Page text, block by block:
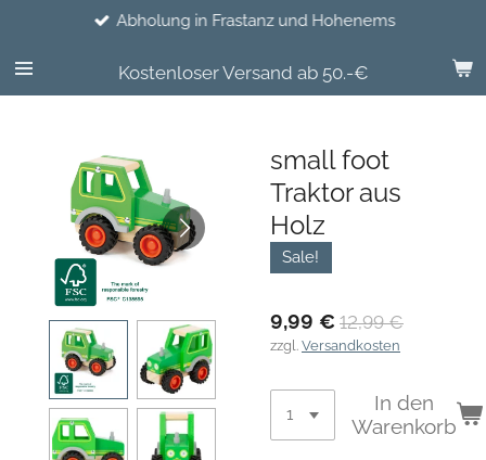
springen
Kostenloser Versand ab 50.-€
Abholung in Frastanz und Hohenems
small foot
Traktor aus
Holz
Sale!
9,99 € 12,99 €
zzgl. Versandkosten
In den
Warenkorb